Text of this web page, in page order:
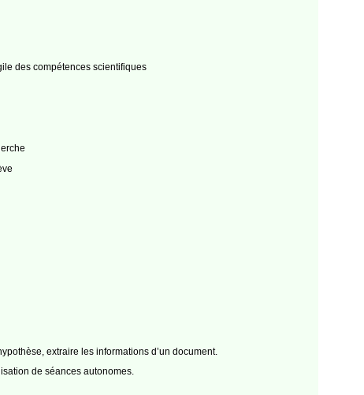
des compétences scientifiques
extraire les informations d’un document.
de séances autonomes.